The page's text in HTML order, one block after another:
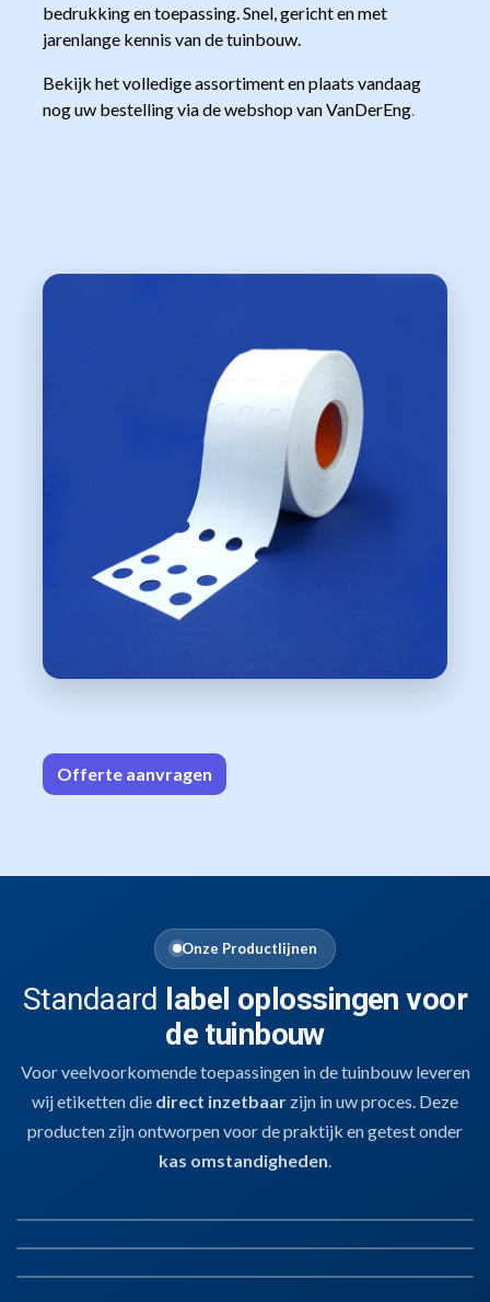
bedrukking en toepassing. Snel, gericht en met
jarenlange kennis van de tuinbouw.
Bekijk het volledige assortiment en plaats vandaag
nog uw bestelling via de webshop van VanDerEng
Offerte aan​​vrag​​en
Onze Productlijnen
Standaard label oplossingen voor
de tuinbouw
Voor veelvoorkomende toepassingen in de tuinbouw leveren
wij etiketten die direct inzetbaar zijn in uw proces. Deze
producten zijn ontworpen voor de praktijk en getest onder
kas omstandigheden
01
SLEUFETIKETTEN
02
STEEKETIKETTEN